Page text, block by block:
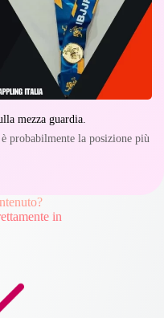
mezza guardia.
probabilmente la posizione più
in